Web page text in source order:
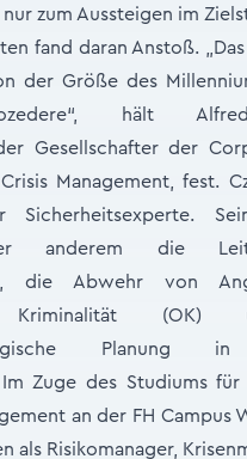
zum Aussteigen im
fand daran Anstoß.
der Größe des
hält
Gesellschafter der
Management, fest.
Sicherheitsexperte.
anderem die
die Abwehr von
Kriminalität
Planung
Zuge des Studiums
an der FH Campus
als Risikomanager,